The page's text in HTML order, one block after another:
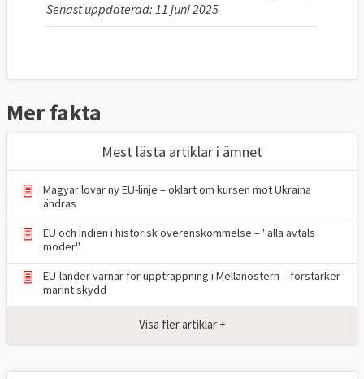
Senast uppdaterad: 11 juni 2025
Mer fakta
Mest lästa artiklar i ämnet
Magyar lovar ny EU-linje – oklart om kursen mot Ukraina
ändras
EU och Indien i historisk överenskommelse – "alla avtals
moder"
EU-länder varnar för upptrappning i Mellanöstern – förstärker
marint skydd
Visa fler artiklar +